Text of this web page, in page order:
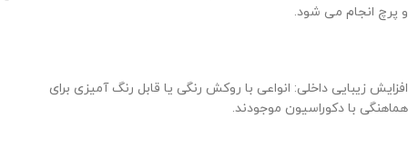
و پرچ انجام می شود.
افزایش زیبایی داخلی: انواعی با روکش رنگی یا قابل رنگ آمیزی برای
هماهنگی با دکوراسیون موجودند.